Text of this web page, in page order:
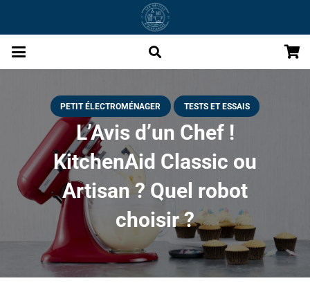
PETIT ÉLECTROMÉNAGER TESTS ET ESSAIS
L’Avis d’un Chef !
KitchenAid Classic ou
Artisan ? Quel robot
choisir ?